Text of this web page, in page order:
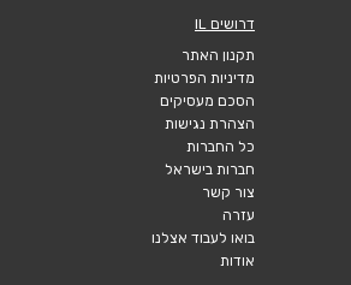
דרושים IL
תקנון האתר
מדיניות הפרטיות
הסכם מעסיקים
הצהרת נגישות
כל החברות
חברות בישראל
צור קשר
עזרה
בואו לעבוד אצלנו
אודות